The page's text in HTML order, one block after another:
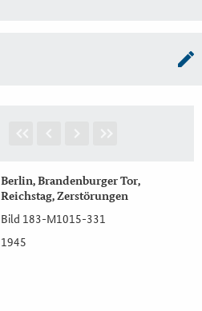
Berlin, Brandenburger Tor,
Reichstag, Zerstörungen
Bild 183-M1015-331
1945